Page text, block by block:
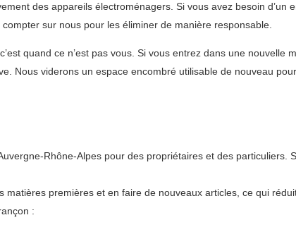
des appareils électroménagers. Si vous avez besoin
sur nous pour les éliminer de manière responsable.
quand ce n’est pas vous. Si vous entrez dans une
Nous viderons un espace encombré utilisable de nouveau
Rhône-Alpes pour des propriétaires et des particuliers.
premières et en faire de nouveaux articles, ce qui
: